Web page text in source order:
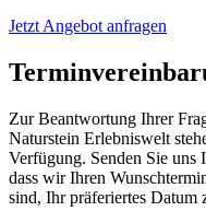
Jetzt Angebot anfragen
Zur Beantwortung Ihrer
Naturstein Erlebniswelt
Verfügung. Senden Sie uns
dass wir Ihren
sind, Ihr präferiertes Datum